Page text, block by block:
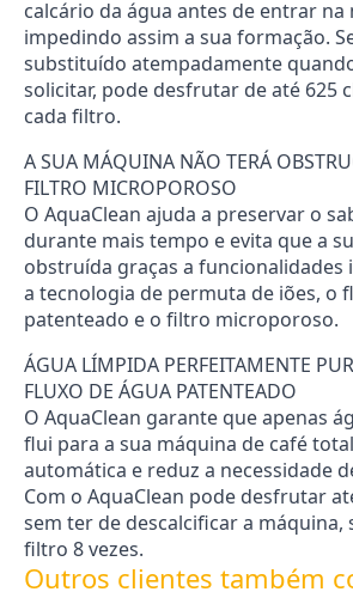
calcário da água antes de entrar na
impedindo assim a sua formação.
substituído atempadamente
solicitar, pode desfrutar de até 625
cada filtro.
A SUA MÁQUINA NÃO TERÁ
FILTRO MICROPOROSO
O AquaClean ajuda a preservar o
durante mais tempo e evita que a
obstruída graças a funcionalidades
a tecnologia de permuta de iões, o
patenteado e o filtro microporoso.
ÁGUA LÍMPIDA PERFEITAMENTE
FLUXO DE ÁGUA PATENTEADO
O AquaClean garante que apenas
flui para a sua máquina de café
automática e reduz a necessidade
Com o AquaClean pode desfrutar
sem ter de descalcificar a
filtro 8 vezes.
Outros clientes também